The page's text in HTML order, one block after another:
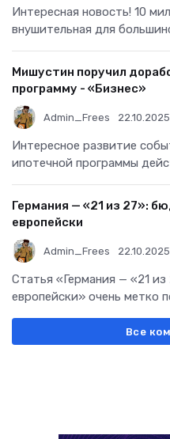
Интересная новость! 10
внушительная для
Мишустин поручил
программу - «Бизнес»
Admin_Frees 22.10.2025
Интересное развитие
ипотечной программы
Германия — «21 из 27»:
европейски
Admin_Frees 22.10.2025
Статья «Германия — «21
европейски» очень метко
Все